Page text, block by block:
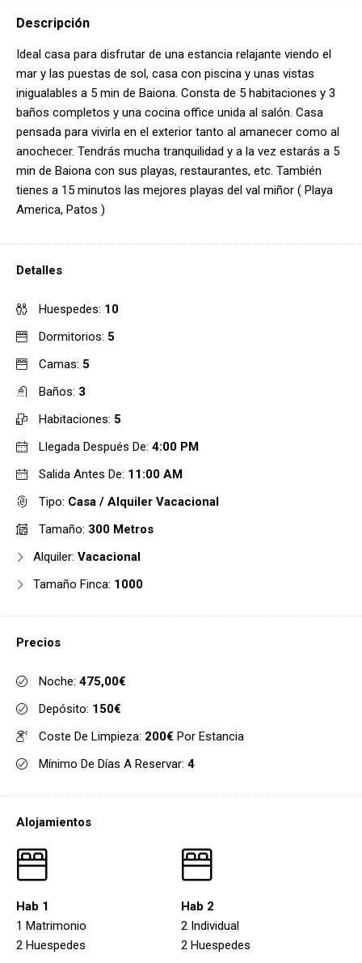
Descripción
Ideal casa para disfrutar de una estancia relajante viendo el
mar y las puestas de sol, casa con piscina y unas vistas
inigualables a 5 min de Baiona. Consta de 5 habitaciones y 3
baños completos y una cocina office unida al salón. Casa
pensada para vivirla en el exterior tanto al amanecer como al
anochecer. Tendrás mucha tranquilidad y a la vez estarás a 5
min de Baiona con sus playas, restaurantes, etc. También
tienes a 15 minutos las mejores playas del val miñor ( Playa
America, Patos )
Detalles
Huespedes: 10
Dormitorios: 5
Camas: 5
Baños: 3
Habitaciones: 5
Llegada Después De: 4:00 PM
Salida Antes De: 11:00 AM
Tipo: Casa / Alquiler Vacacional
Tamaño: 300 Metros
Alquiler: Vacacional
Tamaño Finca: 1000
Precios
Noche: 475,00€
Depósito: 150€
Coste De Limpieza: 200€ Por Estancia
Mínimo De Días A Reservar: 4
Alojamientos
Hab 1
1 Matrimonio
2 Huespedes
Hab 2
2 Individual
2 Huespedes